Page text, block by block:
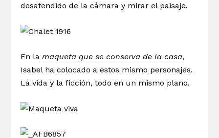
desatendido de la cámara y mirar el paisaje.
En lamaqueta que se conserva de la casa,
Isabel ha colocado a estos mismo personajes.
La vida y la ficción, todo en un mismo plano.